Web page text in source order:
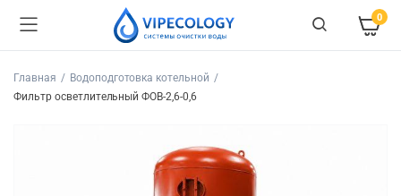
0
Главная
Водоподготовка котельной
Фильтр осветлительный ФОВ-2,6-0,6